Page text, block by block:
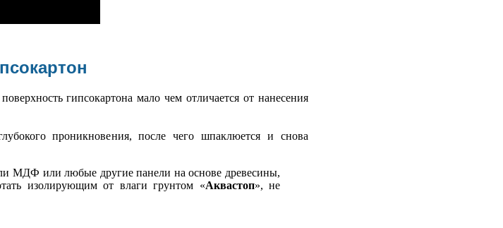
гипсокартона мало чем отличается от нанесения
проникновения, после чего шпаклюется и снова
МДФ или любые другие панели на основе древесины,
изолирующим от влаги грунтом «Аквастоп», не